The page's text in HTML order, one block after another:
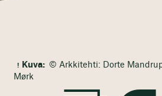
Kuva: © Arkkitehti: Dorte
Mørk